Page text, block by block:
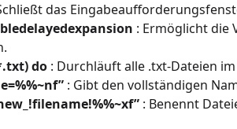
das
: Ermöglicht die
do : Durchläuft alle .txt-Dateien
: Gibt den vollständigen
: Benennt